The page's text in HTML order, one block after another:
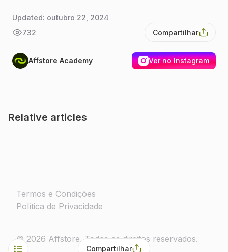
Compartilhar
Updated: outubro 22, 2024
732
Compartilhar
Affstore Academy Ver no Instagram
Relative articles
Termos e Condições
Política de Privacidade
© 2026 Affstore. Todos os direitos reservados.